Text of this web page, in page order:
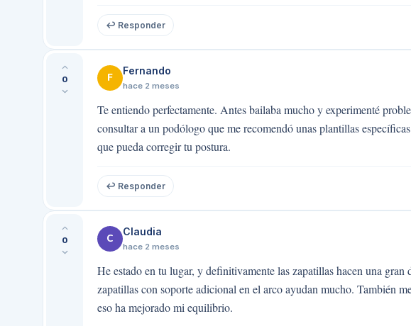
↩ Responder
0 F
Fernando
hace 2 meses
Te entiendo perfectamente. Antes bailaba mucho y experimenté
consultar a un podólogo que me recomendó unas plantillas
que pueda corregir tu postura.
↩ Responder
0 C
Claudia
hace 2 meses
He estado en tu lugar, y definitivamente las zapatillas hacen una gran
zapatillas con soporte adicional en el arco ayudan mucho. También
eso ha mejorado mi equilibrio.